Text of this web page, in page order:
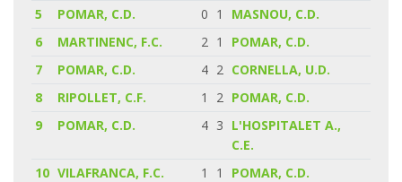
5
POMAR, C.D. 0 1
MASNOU, C.D.
6
MARTINENC, F.C. 2 1
POMAR, C.D.
7
POMAR, C.D. 4 2 CORNELLA, U.D.
8
RIPOLLET, C.F. 1 2 POMAR, C.D.
9
POMAR, C.D. 4 3 L'HOSPITALET A.,
C.E.
10 VILAFRANCA, F.C. 1 1
POMAR, C.D.